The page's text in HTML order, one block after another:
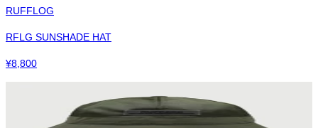
RUFFLOG
RFLG SUNSHADE HAT
¥8,800